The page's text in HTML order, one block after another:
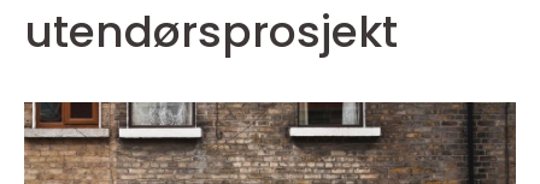
utendørsprosjekt